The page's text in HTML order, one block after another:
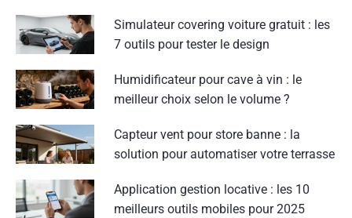
Simulateur covering voiture gratuit : les
7 outils pour tester le design
Humidificateur pour cave à vin : le
meilleur choix selon le volume ?
Capteur vent pour store banne : la
solution pour automatiser votre terrasse
Application gestion locative : les 10
meilleurs outils mobiles pour 2025